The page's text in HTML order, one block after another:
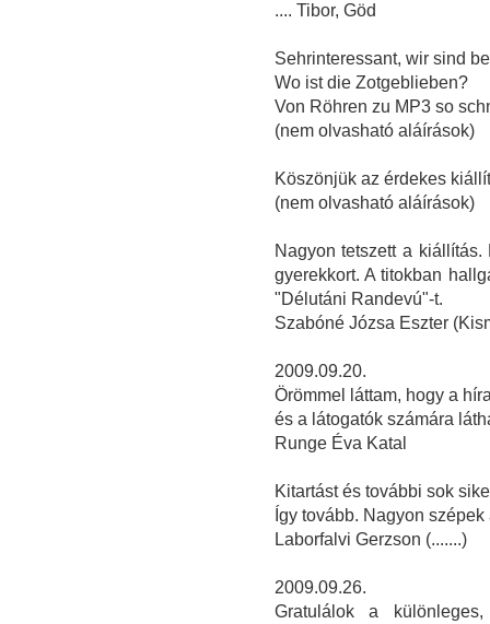
.... Tibor, Göd
Sehrinteressant, wir sind
Wo ist die Zotgeblieben?
Von Röhren zu MP3 so
(nem olvasható aláírások)
Köszönjük az érdekes
(nem olvasható aláírások)
Nagyon tetszett a
gyerekkort. A titokban
"Délutáni Randevú"-t.
Szabóné Józsa Eszter
2009.09.20.
Örömmel láttam, hogy a
és a látogatók számára
Runge Éva Katal
Kitartást és további sok
Így tovább. Nagyon szépek
Laborfalvi Gerzson (.......)
2009.09.26.
Gratulálok a